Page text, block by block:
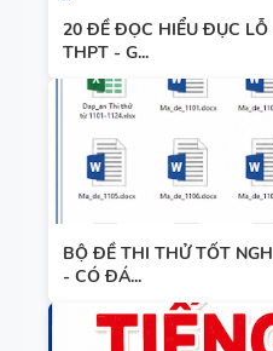
20 ĐỀ ĐỌC HIỂU ĐỤC
THPT - G...
BỘ ĐỀ THI THỬ TỐT
- CÓ ĐÁ...